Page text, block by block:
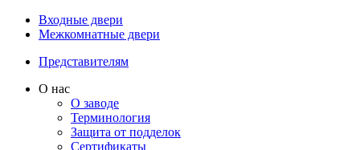
Входные двери
Межкомнатные двери
Представителям
О нас
О заводе
Терминология
Защита от подделок
Сертификаты